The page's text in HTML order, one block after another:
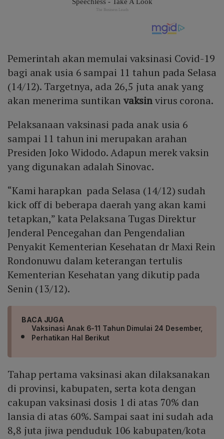
Pemerintah akan memulai vaksinasi Covid-19
bagi anak usia 6 sampai 11 tahun pada Selasa
(14/12). Targetnya, ada 26,5 juta anak yang
akan menerima suntikan vaksinvirus corona.
Pelaksanaan vaksinasi pada anak usia 6
sampai 11 tahun ini merupakan arahan
Presiden Joko Widodo. Adapun merek vaksin
yang digunakan adalah Sinovac.
“Kami harapkan pada Selasa (14/12) sudah
kick off di beberapa daerah yang akan kami
tetapkan,” kata Pelaksana Tugas Direktur
Jenderal Pencegahan dan Pengendalian
Penyakit Kementerian Kesehatan dr Maxi Rein
Rondonuwu dalam keterangan tertulis
Kementerian Kesehatan yang dikutip pada
Senin (13/12).
BACA JUGA
Vaksinasi Anak 6-11 Tahun Dimulai 24 Desember,
Perhatikan Hal Berikut
Tahap pertama vaksinasi akan dilaksanakan
di provinsi, kabupaten, serta kota dengan
cakupan vaksinasi dosis 1 di atas 70% dan
lansia di atas 60%. Sampai saat ini sudah ada
8,8 juta jiwa penduduk 106 kabupaten/kota